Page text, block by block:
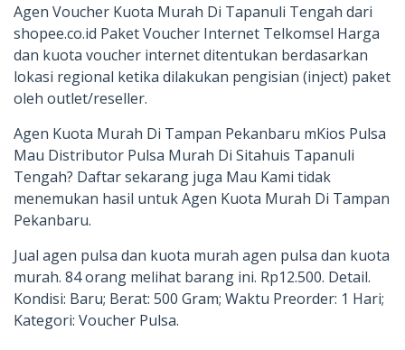
Agen Voucher Kuota Murah Di Tapanuli Tengah dari
shopee.co.id Paket Voucher Internet Telkomsel Harga
dan kuota voucher internet ditentukan berdasarkan
lokasi regional ketika dilakukan pengisian (inject) paket
oleh outlet/reseller.
Agen Kuota Murah Di Tampan Pekanbaru mKios Pulsa
Mau Distributor Pulsa Murah Di Sitahuis Tapanuli
Tengah? Daftar sekarang juga Mau Kami tidak
menemukan hasil untuk Agen Kuota Murah Di Tampan
Pekanbaru.
Jual agen pulsa dan kuota murah agen pulsa dan kuota
murah. 84 orang melihat barang ini. Rp12.500. Detail.
Kondisi: Baru; Berat: 500 Gram; Waktu Preorder: 1 Hari;
Kategori: Voucher Pulsa.